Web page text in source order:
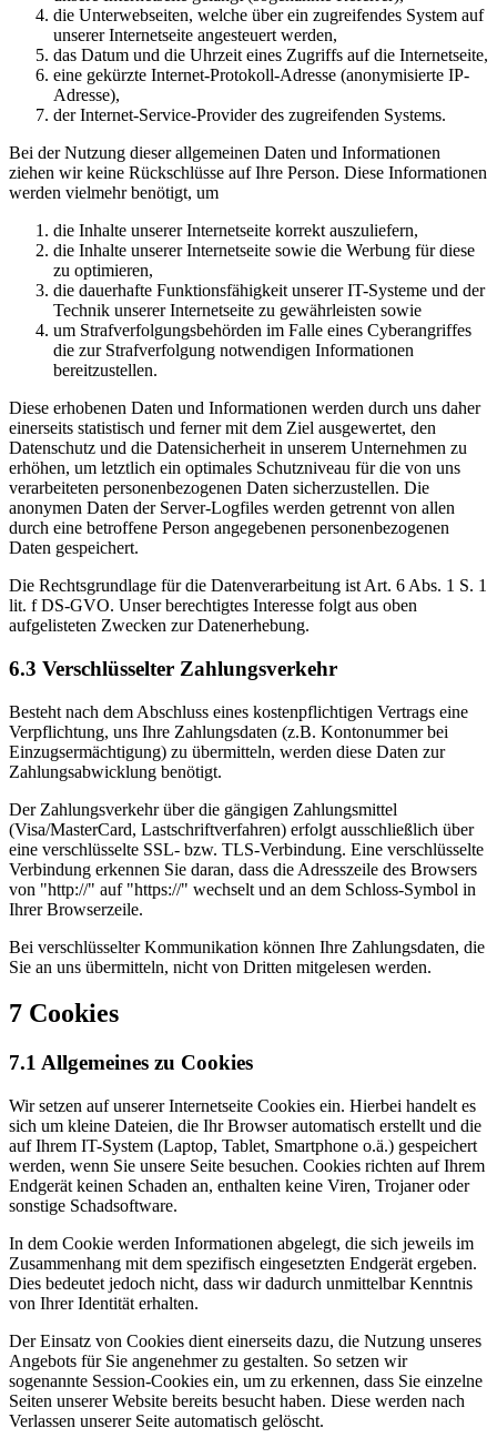
die Unterwebseiten, welche über ein zugreifendes System auf
unserer Internetseite angesteuert werden,
das Datum und die Uhrzeit eines Zugriffs auf die Internetseite,
eine gekürzte Internet-Protokoll-Adresse (anonymisierte IP-
Adresse),
der Internet-Service-Provider des zugreifenden Systems.
Bei der Nutzung dieser allgemeinen Daten und Informationen
ziehen wir keine Rückschlüsse auf Ihre Person. Diese Informationen
werden vielmehr benötigt, um
die Inhalte unserer Internetseite korrekt auszuliefern,
die Inhalte unserer Internetseite sowie die Werbung für diese
zu optimieren,
die dauerhafte Funktionsfähigkeit unserer IT-Systeme und der
Technik unserer Internetseite zu gewährleisten sowie
um Strafverfolgungsbehörden im Falle eines Cyberangriffes
die zur Strafverfolgung notwendigen Informationen
bereitzustellen.
Diese erhobenen Daten und Informationen werden durch uns daher
einerseits statistisch und ferner mit dem Ziel ausgewertet, den
Datenschutz und die Datensicherheit in unserem Unternehmen zu
erhöhen, um letztlich ein optimales Schutzniveau für die von uns
verarbeiteten personenbezogenen Daten sicherzustellen. Die
anonymen Daten der Server-Logfiles werden getrennt von allen
durch eine betroffene Person angegebenen personenbezogenen
Daten gespeichert.
Die Rechtsgrundlage für die Datenverarbeitung ist Art. 6 Abs. 1 S. 1
lit. f DS-GVO. Unser berechtigtes Interesse folgt aus oben
aufgelisteten Zwecken zur Datenerhebung.
6.3 Verschlüsselter Zahlungsverkehr
Besteht nach dem Abschluss eines kostenpflichtigen Vertrags eine
Verpflichtung, uns Ihre Zahlungsdaten (z.B. Kontonummer bei
Einzugsermächtigung) zu übermitteln, werden diese Daten zur
Zahlungsabwicklung benötigt.
Der Zahlungsverkehr über die gängigen Zahlungsmittel
(Visa/MasterCard, Lastschriftverfahren) erfolgt ausschließlich über
eine verschlüsselte SSL- bzw. TLS-Verbindung. Eine verschlüsselte
Verbindung erkennen Sie daran, dass die Adresszeile des Browsers
von "http://" auf "https://" wechselt und an dem Schloss-Symbol in
Ihrer Browserzeile.
Bei verschlüsselter Kommunikation können Ihre Zahlungsdaten, die
Sie an uns übermitteln, nicht von Dritten mitgelesen werden.
7 Cookies
7.1 Allgemeines zu Cookies
Wir setzen auf unserer Internetseite Cookies ein. Hierbei handelt es
sich um kleine Dateien, die Ihr Browser automatisch erstellt und die
auf Ihrem IT-System (Laptop, Tablet, Smartphone o.ä.) gespeichert
werden, wenn Sie unsere Seite besuchen. Cookies richten auf Ihrem
Endgerät keinen Schaden an, enthalten keine Viren, Trojaner oder
sonstige Schadsoftware.
In dem Cookie werden Informationen abgelegt, die sich jeweils im
Zusammenhang mit dem spezifisch eingesetzten Endgerät ergeben.
Dies bedeutet jedoch nicht, dass wir dadurch unmittelbar Kenntnis
von Ihrer Identität erhalten.
Der Einsatz von Cookies dient einerseits dazu, die Nutzung unseres
Angebots für Sie angenehmer zu gestalten. So setzen wir
sogenannte Session-Cookies ein, um zu erkennen, dass Sie einzelne
Seiten unserer Website bereits besucht haben. Diese werden nach
Verlassen unserer Seite automatisch gelöscht.